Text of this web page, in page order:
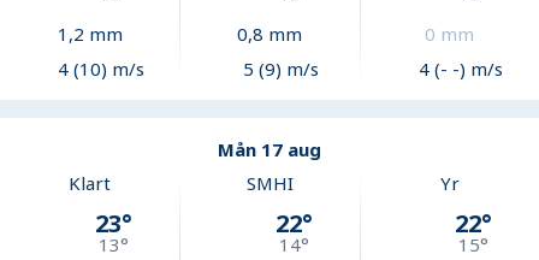
1,2 mm
4 (10) m/s
0,8 mm
5 (9) m/s
0 mm
4 (- -) m/s
Mån 17 aug
Klart
23°
13°
SMHI
22°
14°
Yr
22°
15°